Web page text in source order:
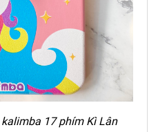
17 phím Kì Lân